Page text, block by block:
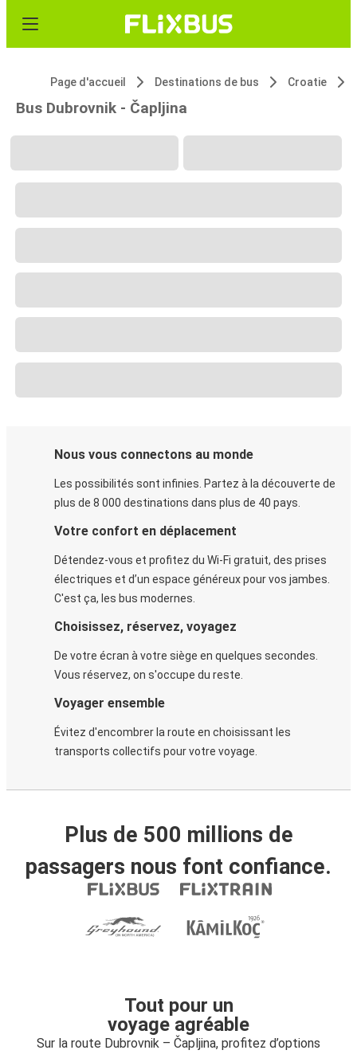
Page d'accueil Destinations de bus Croatie
Bus Dubrovnik - Čapljina
Nous vous connectons au monde
Les possibilités sont infinies. Partez à la découverte de
plus de 8 000 destinations dans plus de 40 pays.
Votre confort en déplacement
Détendez-vous et profitez du Wi-Fi gratuit, des prises
électriques et d’un espace généreux pour vos jambes.
C'est ça, les bus modernes.
Choisissez, réservez, voyagez
De votre écran à votre siège en quelques secondes.
Vous réservez, on s'occupe du reste.
Voyager ensemble
Évitez d'encombrer la route en choisissant les
transports collectifs pour votre voyage.
Plus de 500 millions de
passagers nous font confiance.
Tout pour un
voyage agréable
Sur la route Dubrovnik – Čapljina, profitez d’options